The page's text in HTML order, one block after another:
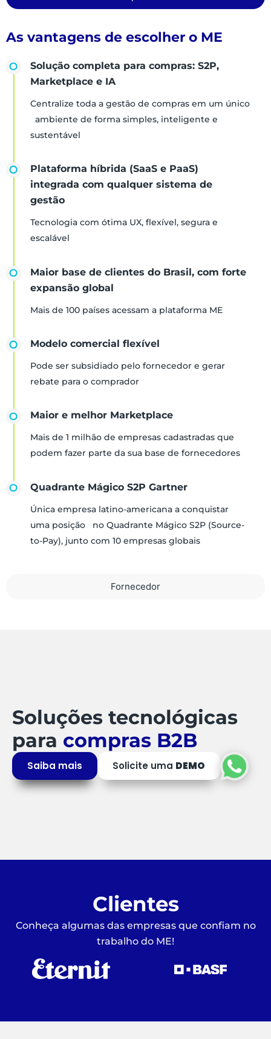
Fornecedor
As vantagens de escolher o ME
Solução completa para compras: S2P,
Marketplace e IA
Centralize toda a gestão de compras em um único
ambiente de forma simples, inteligente e
sustentável
Plataforma híbrida (SaaS e PaaS)
integrada com qualquer sistema de
gestão
Tecnologia com ótima UX, flexível, segura e
escalável
Maior base de clientes do Brasil, com forte
expansão global
Mais de 100 países acessam a plataforma ME
Modelo comercial flexível
Pode ser subsidiado pelo fornecedor e gerar
rebate para o comprador
Maior e melhor Marketplace
Mais de 1 milhão de empresas cadastradas que
podem fazer parte da sua base de fornecedores
Quadrante Mágico S2P Gartner
Única empresa latino-americana a conquistar
uma posição no Quadrante Mágico S2P (Source-
to-Pay), junto com 10 empresas globais
Soluções tecnológicas
para compras B2B
Saiba mais Solicite uma DEMO
Clientes
Conheça algumas das empresas que confiam no
trabalho do ME!